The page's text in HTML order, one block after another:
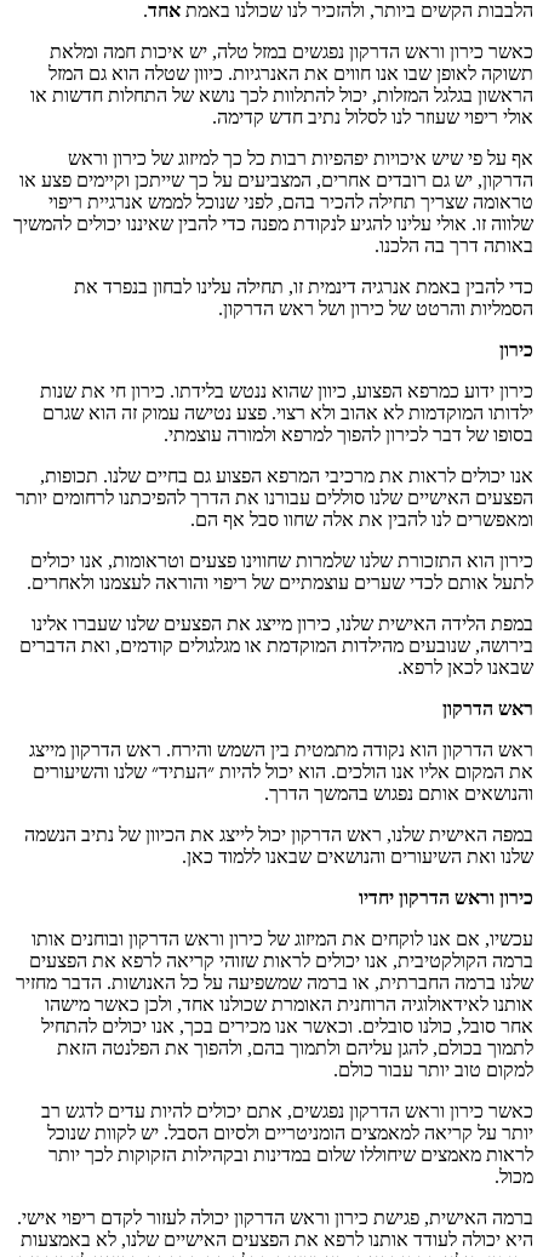
ביותר,ולהזכיר לנו שכולנו באמתאחד.
הדרקון נפגשים במזל טלה,יש איכות חמה ומלאת
אנו חווים את האנרגיות.כיוון שטלה הוא גם המזל
,יכול להתלוות לכך נושא של התחלות חדשות או
לנו לסלול נתיב חדש קדימה.
יפהפיות רבות כל כך למיזוג של כירון וראש
אחרים, המצביעים על כך שייתכן וקיימים פצע או
תחילה להכיר בהם,לפני שנוכל לממש אנרגיית ריפוי
להגיע לנקודת מפנה כדי להבין שאיננו יכולים להמשיך
.
דינמית זו ,תחילה עלינו לבחון בנפרד את
של כירון ושל ראש הדרקון.
הפצוע, כיוון שהוא ננטש בלידתו.כירון חי את שנות
לא אהוב ולא רצוי. פצע נטישה עמוק זה הוא שגרם
להפוך למרפא ולמורה עוצמתי.
את מרכיבי המרפא הפצוע גם בחיים שלנו. תכופות,
שלנו סוללים עבורנו את הדרך להפיכתנו לרחומים יותר
להבין את אלה שחוו סבל אף הם.
שלנו שלמרות שחווינו פצעים וטראומות,אנו יכולים
שערים עוצמתיים של ריפוי והוראה לעצמנו ולאחרים.
שלנו,כירון מייצג את הפצעים שלנו שעברו אלינו
מהילדות המוקדמת או מגלגולים קודמים,ואת הדברים
.
נקודה מתמטית בין השמש והירח.ראש הדרקון מייצג
הולכים .הוא יכול להיות ״העתיד״ שלנו והשיעורים
נפגוש בהמשך הדרך.
,ראש הדרקון יכול לייצג את הכיוון של נתיב הנשמה
והנושאים שבאנו ללמוד כאן.
יחדיו
את המיזוג של כירון וראש הדרקון ובוחנים אותו
,אנו יכולים לראות שזוהי קריאה לרפא את הפצעים
,או ברמה שמשפיעה על כל האנושות .הדבר מחזיר
הרוחנית האומרת שכולנו אחד,ולכן כאשר מישהו
סובלים.וכאשר אנו מכירים בכך ,אנו יכולים להתחיל
להגן עליהם ולתמוך בהם,ולהפוך את הפלנטה הזאת
עבור כולם
הדרקון נפגשים, אתם יכולים להיות עדים לדגש רב
הומניטריים ולסיום הסבל.יש לקוות שנוכל
שלום במדינות ובקהילות הזקוקות לכך יותר
פגישת כירון וראש הדרקון יכולה לעזור לקדם ריפוי אישי.
אותנו לרפא את הפצעים האישיים שלנו, לא באמצעות